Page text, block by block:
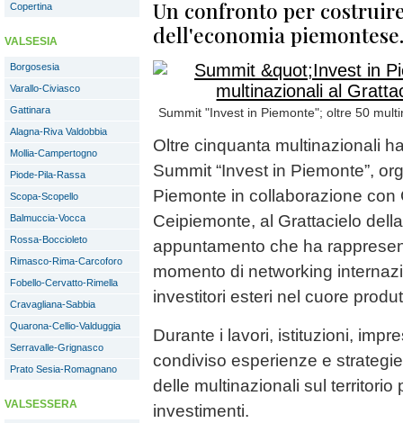
Copertina
VALSESIA
Borgosesia
Varallo-Civiasco
Gattinara
Alagna-Riva Valdobbia
Mollia-Campertogno
Piode-Pila-Rassa
Scopa-Scopello
Balmuccia-Vocca
Rossa-Boccioleto
Rimasco-Rima-Carcoforo
Fobello-Cervatto-Rimella
Cravagliana-Sabbia
Quarona-Cellio-Valduggia
Serravalle-Grignasco
Prato Sesia-Romagnano
VALSESSERA
Un confronto per
dell'economia piemontese.
Summit "Invest in Piemonte"; oltre 50
Oltre cinquanta multinazionali
Summit “Invest in Piemonte”,
Piemonte in collaborazione
Ceipiemonte, al Grattacielo
appuntamento che ha
momento di networking
investitori esteri nel cuore
Durante i lavori, istituzioni,
condiviso esperienze e
delle multinazionali sul territorio
investimenti.